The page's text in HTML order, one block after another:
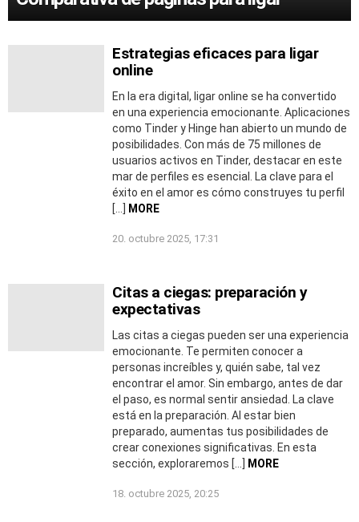
Estrategias eficaces para ligar
online
En la era digital, ligar online se ha convertido
en una experiencia emocionante. Aplicaciones
como Tinder y Hinge han abierto un mundo de
posibilidades. Con más de 75 millones de
usuarios activos en Tinder, destacar en este
mar de perfiles es esencial. La clave para el
éxito en el amor es cómo construyes tu perfil
[…]
MORE
20. octubre 2025, 17:31
Citas a ciegas: preparación y
expectativas
Las citas a ciegas pueden ser una experiencia
emocionante. Te permiten conocer a
personas increíbles y, quién sabe, tal vez
encontrar el amor. Sin embargo, antes de dar
el paso, es normal sentir ansiedad. La clave
está en la preparación. Al estar bien
preparado, aumentas tus posibilidades de
crear conexiones significativas. En esta
sección, exploraremos […]
MORE
18. octubre 2025, 20:25